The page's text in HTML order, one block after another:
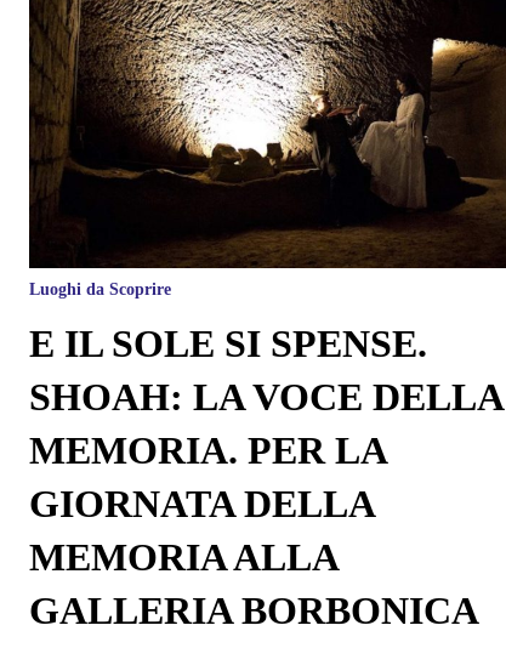
Luoghi da Scoprire
E IL SOLE SI SPENSE.
SHOAH: LA VOCE DELLA
MEMORIA. PER LA
GIORNATA DELLA
MEMORIA ALLA
GALLERIA BORBONICA